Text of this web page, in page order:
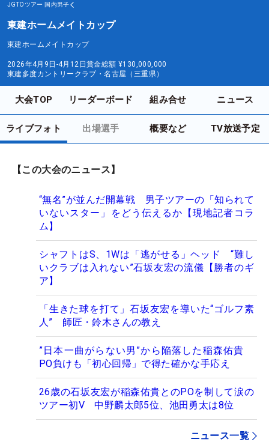
JGTOツアー 国内男子
東建ホームメイトカップ
東建ホームメイトカップ
2026年4月9日-4月12日賞金総額 ¥130,000,000
東建多度カントリークラブ・名古屋（三重県）
大会TOP リーダーボード 組み合せ ニュース
ライブフォト 出場選手 概要など TV放送予定
【この大会のニュース】
“無名”が並んだ開幕戦 男子ツアーの「知られて
いないスター」をどう伝えるか【現地記者コラ
ム】
シャフトはS、1Wは「逃がせる」ヘッド “難し
いクラブは入れない”石坂友宏の流儀【勝者のギ
ア】
「生きた球を打て」石坂友宏を導いた“ゴルフ素
人” 師匠・鈴木さんの教え
”日本一曲がらない男”から陥落した稲森佑貴
PO負けも「初心回帰」で得た確かな手応え
26歳の石坂友宏が稲森佑貴とのPOを制して涙の
ツアー初V 中野麟太郎5位、池田勇太は8位
ニュース一覧